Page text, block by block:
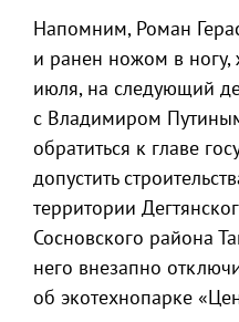
Напомним, Роман
и ранен ножом в ногу,
июля, на следующий
с Владимиром
обратиться к главе
допустить
территории
Сосновского района
него внезапно
об экотехнопарке